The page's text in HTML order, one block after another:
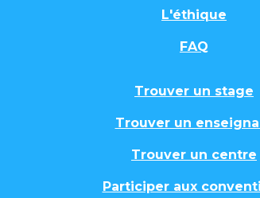
L'éthique
FAQ
Trouver un stage
Trouver un
Trouver un centre
Participer aux